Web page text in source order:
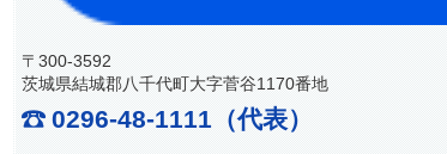
〒300-3592
茨城県結城郡八千代町大字菅谷1170番地
0296-48-1111（代表）